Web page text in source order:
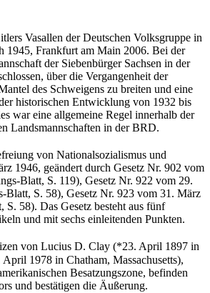
Vasallen der Deutschen Volksgruppe in
1945, Frankfurt am Main 2006. Bei der
der Siebenbürger Sachsen in der
über die Vergangenheit der
des Schweigens zu breiten und eine
historischen Entwicklung von 1932 bis
war eine allgemeine Regel innerhalb der
Landsmannschaften in der BRD.
von Nationalsozialismus und
1946, geändert durch Gesetz Nr. 902 vom
Blatt, S. 119), Gesetz Nr. 922 vom 29.
Blatt, S. 58), Gesetz Nr. 923 vom 31. März
S. 58). Das Gesetz besteht aus fünf
und mit sechs einleitenden Punkten.
von Lucius D. Clay (*23. April 1897 in
1978 in Chatham, Massachusetts),
Besatzungszone, befinden
und bestätigen die Äußerung.